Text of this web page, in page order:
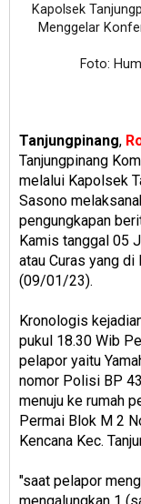
Kapolsek
Menggelar
Foto:
Tanjungpinang,
Tanjungpinang
melalui Kapolsek
Sasono
pengungkapan
Kamis tanggal 05
atau Curas yang di
(09/01/23).
Kronologis
pukul 18.30 Wib
pelapor yaitu
nomor Polisi BP
menuju ke rumah
Permai Blok M 2
Kencana Kec.
"saat pelapor